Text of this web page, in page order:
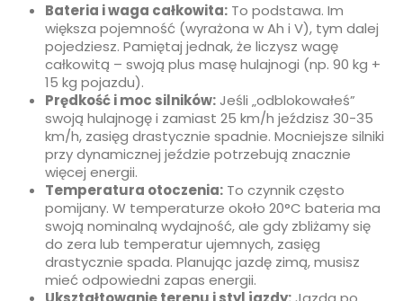
Bateria i waga całkowita:To podstawa. Im
większa pojemność (wyrażona w Ah i V), tym dalej
pojedziesz. Pamiętaj jednak, że liczysz wagę
całkowitą – swoją plus masę hulajnogi (np. 90 kg +
15 kg pojazdu).
Prędkość i moc silników:Jeśli „odblokowałeś”
swoją hulajnogę i zamiast 25 km/h jeździsz 30-35
km/h, zasięg drastycznie spadnie. Mocniejsze silniki
przy dynamicznej jeździe potrzebują znacznie
więcej energii.
Temperatura otoczenia:To czynnik często
pomijany. W temperaturze około 20°C bateria ma
swoją nominalną wydajność, ale gdy zbliżamy się
do zera lub temperatur ujemnych, zasięg
drastycznie spada. Planując jazdę zimą, musisz
mieć odpowiedni zapas energii.